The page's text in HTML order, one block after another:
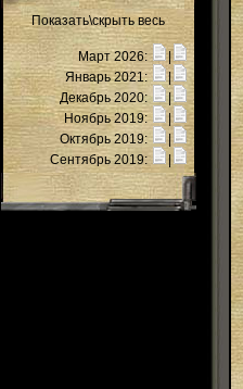
Показать\скрыть весь
Март 2026:
Январь 2021:
|
Декабрь 2020:
Ноябрь 2019:
Октябрь 2019:
Сентябрь 2019: